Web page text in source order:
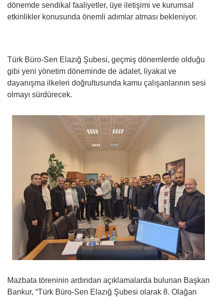
dönemde sendikal faaliyetler, üye iletişimi ve kurumsal
etkinlikler konusunda önemli adımlar atması bekleniyor.
Türk Büro-Sen Elazığ Şubesi, geçmiş dönemlerde olduğu
gibi yeni yönetim döneminde de adalet, liyakat ve
dayanışma ilkeleri doğrultusunda kamu çalışanlarının sesi
olmayı sürdürecek.
Mazbata töreninin ardından açıklamalarda bulunan Başkan
Bankur, “Türk Büro-Sen Elazığ Şubesi olarak 8. Olağan